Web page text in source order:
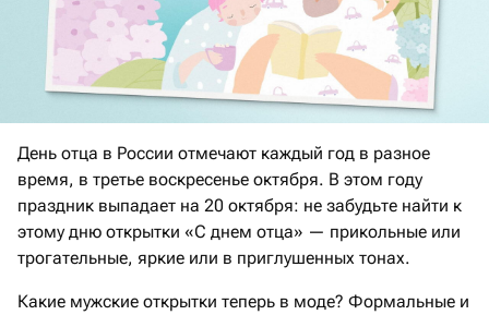
День отца в России отмечают каждый год в разное
время, в третье воскресенье октября. В этом году
праздник выпадает на 20 октября: не забудьте найти к
этому дню открытки «С днем отца» — прикольные или
трогательные, яркие или в приглушенных тонах.
Какие мужские открытки теперь в моде? Формальные и